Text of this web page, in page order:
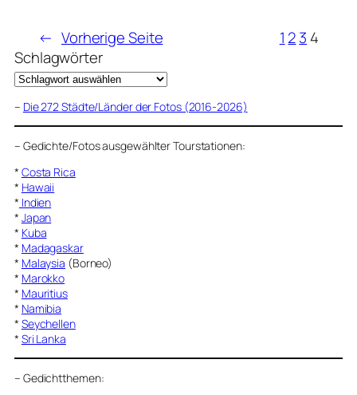
← Vorherige Seite 1 23 4
Schlagwörter
– Die 272 Städte/Länder der Fotos (2016-2026)
– Gedichte/Fotos ausgewählter Tourstationen:
* Costa Rica
* Hawaii
* Indien
* Japan
* Kuba
* Madagaskar
* Malaysia (Borneo)
* Marokko
* Mauritius
* Namibia
* Seychellen
* Sri Lanka
– Gedichtthemen: